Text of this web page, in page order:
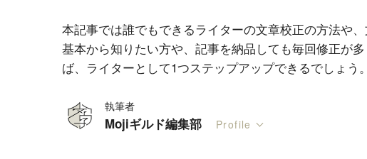
本記事では誰でもできるライターの文章校正の方法や
基本から知りたい方や、記事を納品しても毎回修正が
ば、ライターとして1つステップアップできるでしょう。
執筆者
Mojiギルド編集部 Profile